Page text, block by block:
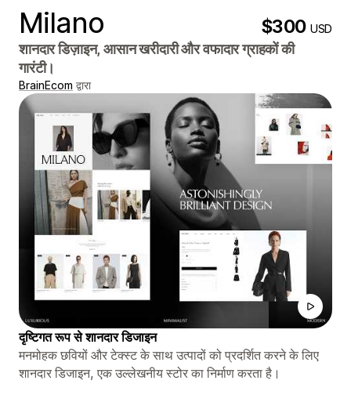
Milano $300USD
शानदार डिज़ाइन, आसान खरीदारी और वफादार ग्राहकों की
गारंटी।
BrainEcom द्वारा
दृष्टिगत रूप से शानदार डिजाइन
मनमोहक छवियों और टेक्स्ट के साथ उत्पादों को प्रदर्शित करने के लिए
शानदार डिजाइन, एक उल्लेखनीय स्टोर का निर्माण करता है।